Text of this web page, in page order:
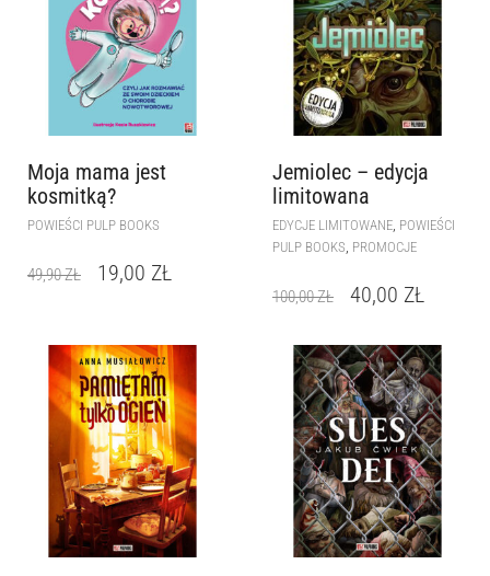
Moja mama jest
kosmitką?
POWIEŚCI PULP BOOKS
49,90ZŁ 19,00 ZŁ
Jemiolec – edycja
limitowana
EDYCJE LIMITOWANE POWIEŚCI
PULP BOOKS PROMOCJE
100,00ZŁ 40,00 ZŁ